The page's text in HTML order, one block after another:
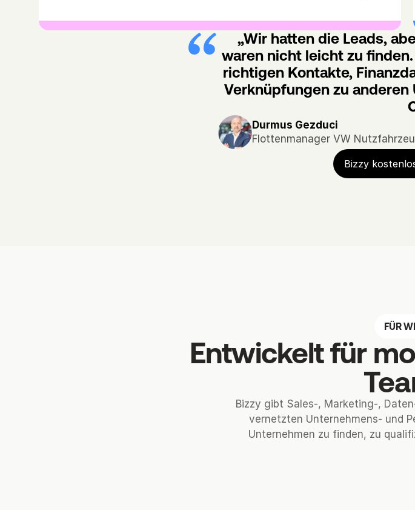
„Wir hatten die Leads,
waren nicht leicht zu
richtigen Kontakte,
Verknüpfungen zu anderen
Durmus Gezduci
Flottenmanager VW
Bizzy
FÜR
Entwickelt für
Bizzy gibt Sales-, Marketing-,
vernetzten Unternehmens- und
Unternehmen zu finden, zu